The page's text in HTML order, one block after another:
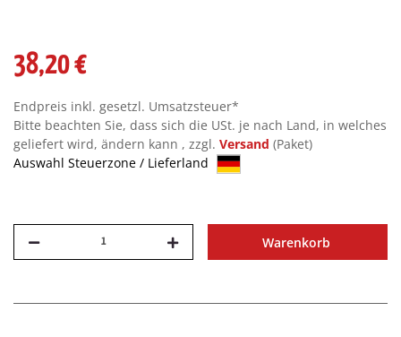
38,20 €
Endpreis inkl. gesetzl. Umsatzsteuer*
Bitte beachten Sie, dass sich die USt. je nach Land, in welches
geliefert wird, ändern kann , zzgl. Versand (Paket)
Auswahl Steuerzone / Lieferland
Warenkorb